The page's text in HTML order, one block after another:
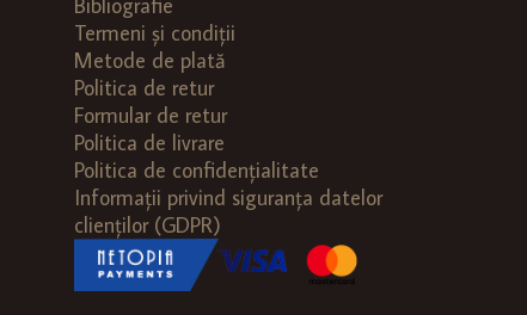
Bibliografie
Termeni și condiții
Metode de plată
Politica de retur
Formular de retur
Politica de livrare
Politica de confidențialitate
Informații privind siguranța datelor
clienților (GDPR)